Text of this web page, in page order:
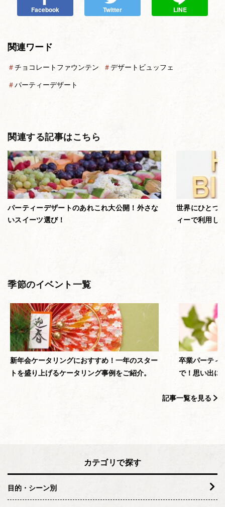
Facebook Twitter LINE
関連ワード
＃チョコレートファウンテン ＃デザートビュッフェ
＃パーティーデザート
関連する記事はこちら
パーティーデザートのあれこれ大公開！外さな
いスイーツ選び！
世界にひとつ
ィーで利用し
季節のイベント一覧
新年会ケータリングにおすすめ！一年のスター
トを盛り上げるケータリング事例をご紹介。
卒業パーティ
で！思い出に
記事一覧を見る
カテゴリで探す
目的・シーン別